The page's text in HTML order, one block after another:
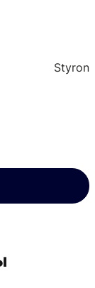
Styron